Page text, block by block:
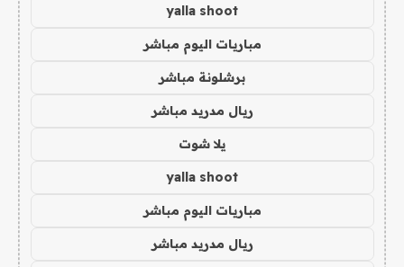
yalla shoot
مباريات اليوم مباشر
برشلونة مباشر
ريال مدريد مباشر
يلا شوت
yalla shoot
مباريات اليوم مباشر
ريال مدريد مباشر